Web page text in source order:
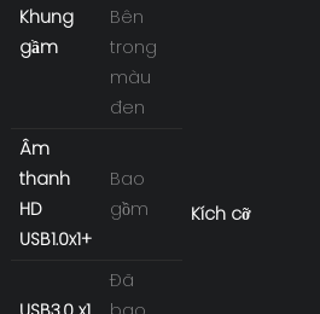
Khung
gầm
Bên
trong
màu
đen
Kích cỡ
Âm
thanh
HD
USB1.0x1+
Bao
gồm
Đã